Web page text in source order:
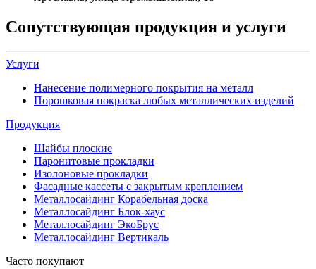
Сопутствующая продукция и услуги
Услуги
Нанесение полимерного покрытия на металл
Порошковая покраска любых металлических изделий
Продукция
Шайбы плоские
Паронитовые прокладки
Изолоновые прокладки
Фасадные кассеты с закрытым креплением
Металлосайдинг Корабельная доска
Металлосайдинг Блок-хаус
Металлосайдинг ЭкоБрус
Металлосайдинг Вертикаль
Часто покупают